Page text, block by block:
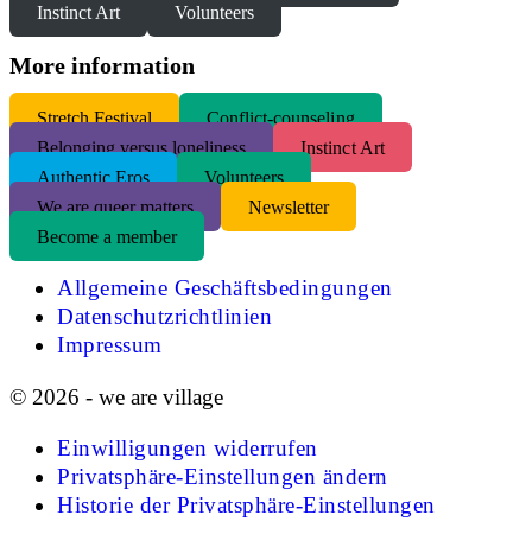
Instinct Art
Volunteers
More information
Stretch Festival
Conflict-counseling
Belonging versus loneliness
Instinct Art
Authentic Eros
Volunteers
We are queer matters
Newsletter
Become a member
Allgemeine Geschäftsbedingungen
Datenschutzrichtlinien
Impressum
© 2026 - we are village
Einwilligungen widerrufen
Privatsphäre-Einstellungen ändern
Historie der Privatsphäre-Einstellungen